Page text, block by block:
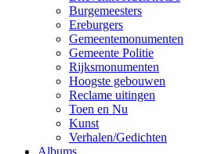
Burgemeesters
Ereburgers
Gemeentemonumenten
Gemeente Politie
Rijksmonumenten
Hoogste gebouwen
Reclame uitingen
Toen en Nu
Kunst
Verhalen/Gedichten
Albums